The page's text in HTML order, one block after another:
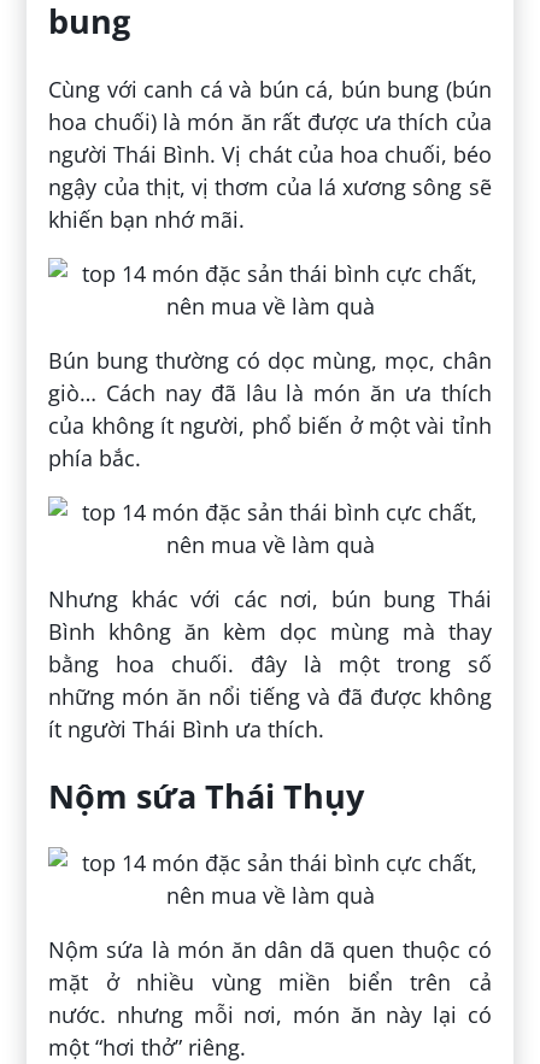
bung
Cùng với canh cá và bún cá, bún bung (bún
hoa chuối) là món ăn rất được ưa thích của
người Thái Bình. Vị chát của hoa chuối, béo
ngậy của thịt, vị thơm của lá xương sông sẽ
khiến bạn nhớ mãi.
Bún bung thường có dọc mùng, mọc, chân
giò… Cách nay đã lâu là món ăn ưa thích
của không ít người, phổ biến ở một vài tỉnh
phía bắc.
Nhưng khác với các nơi, bún bung Thái
Bình không ăn kèm dọc mùng mà thay
bằng hoa chuối. đây là một trong số
những món ăn nổi tiếng và đã được không
ít người Thái Bình ưa thích.
Nộm sứa Thái Thụy
Nộm sứa là món ăn dân dã quen thuộc có
mặt ở nhiều vùng miền biển trên cả
nước. nhưng mỗi nơi, món ăn này lại có
một “hơi thở” riêng.